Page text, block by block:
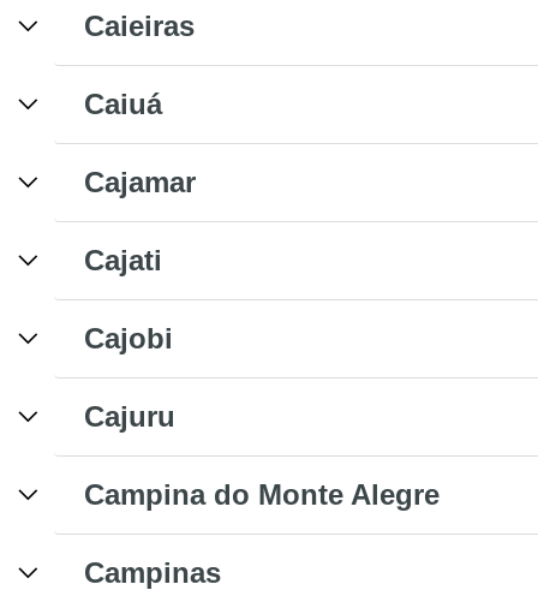
Caieiras
Caiuá
Cajamar
Cajati
Cajobi
Cajuru
Campina do Monte Alegre
Campinas